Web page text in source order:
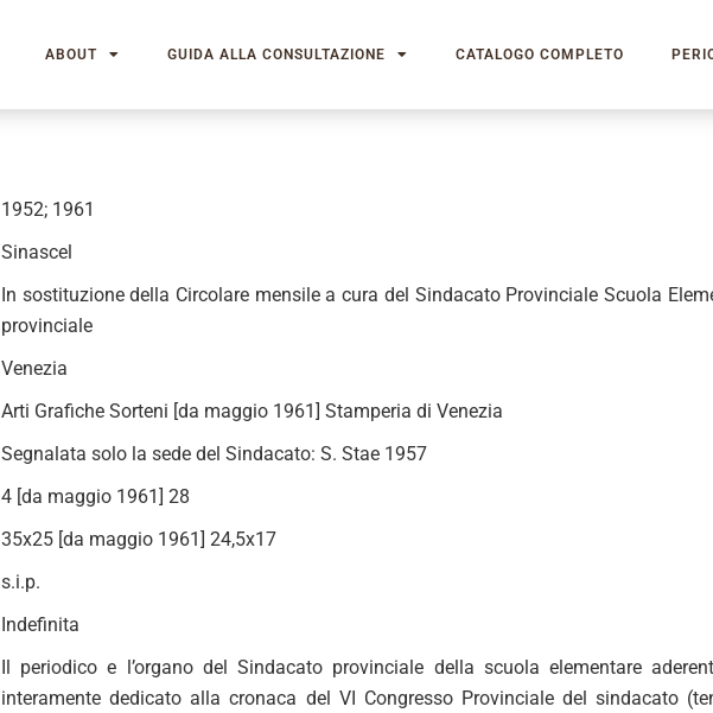
ABOUT GUIDA ALLA CONSULTAZIONE CATALOGO COMPLETO
1952; 1961
Sinascel
In sostituzione della Circolare mensile a cura del Sindacato Provinciale Scuola
provinciale
Venezia
Arti Grafiche Sorteni [da maggio 1961] Stamperia di Venezia
Segnalata solo la sede del Sindacato: S. Stae 1957
4 [da maggio 1961] 28
35x25 [da maggio 1961] 24,5x17
s.i.p.
Indefinita
Il periodico e l’organo del Sindacato provinciale della scuola elementare
interamente dedicato alla cronaca del VI Congresso Provinciale del sindacato